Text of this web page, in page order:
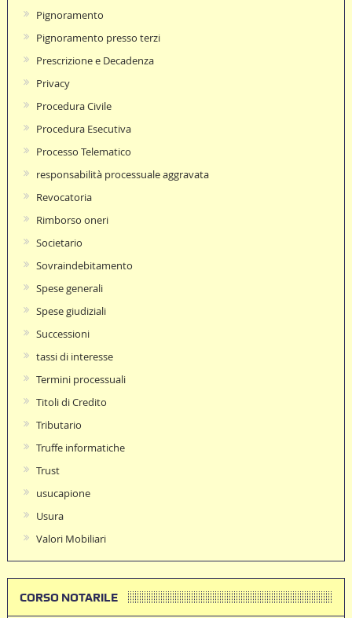
Pignoramento
Pignoramento presso terzi
Prescrizione e Decadenza
Privacy
Procedura Civile
Procedura Esecutiva
Processo Telematico
responsabilità processuale aggravata
Revocatoria
Rimborso oneri
Societario
Sovraindebitamento
Spese generali
Spese giudiziali
Successioni
tassi di interesse
Termini processuali
Titoli di Credito
Tributario
Truffe informatiche
Trust
usucapione
Usura
Valori Mobiliari
CORSO NOTARILE